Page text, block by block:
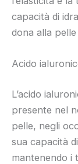
capacità di
dona alla
Acido
L’acido
presente nel
pelle, negli
sua capacità
mantenendo i